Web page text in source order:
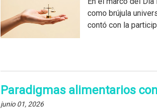
como brújula
contó con la
Paradigmas alimentarios
junio 01, 2026